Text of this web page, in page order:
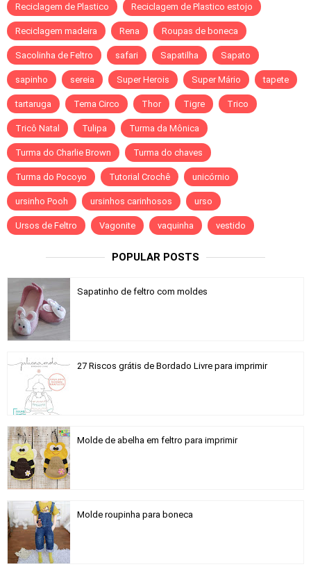
Reciclagem de Plastico Reciclagem de Plastico estojo
Reciclagem madeira Rena Roupas de boneca
Sacolinha de Feltro safari Sapatilha Sapato
sapinho sereia Super Herois Super Mário tapete
tartaruga Tema Circo Thor Tigre Trico
Tricô Natal Tulipa Turma da Mônica
Turma do Charlie Brown Turma do chaves
Turma do Pocoyo Tutorial Crochê unicórnio
ursinho Pooh ursinhos carinhosos urso
Ursos de Feltro Vagonite vaquinha vestido
POPULAR POSTS
Sapatinho de feltro com moldes
27 Riscos grátis de Bordado Livre para imprimir
Molde de abelha em feltro para imprimir
Molde roupinha para boneca